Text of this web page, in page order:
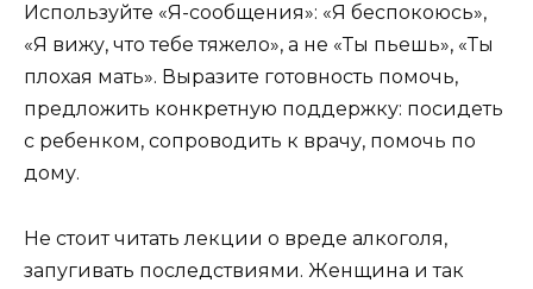
Используйте «Я-сообщения»: «Я беспокоюсь»,
«Я вижу, что тебе тяжело», а не «Ты пьешь», «Ты
плохая мать». Выразите готовность помочь,
предложить конкретную поддержку: посидеть
с ребенком, сопроводить к врачу, помочь по
дому.
Не стоит читать лекции о вреде алкоголя,
запугивать последствиями. Женщина и так